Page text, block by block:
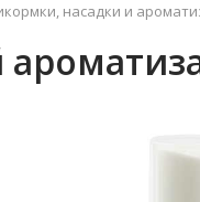
насадки и